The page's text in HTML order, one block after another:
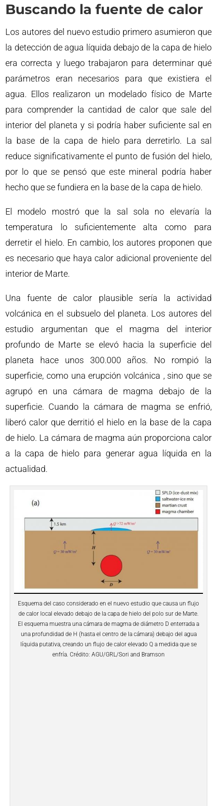
Buscando la fuente de calor
Los autores del nuevo estudio primero asumieron que
la detección de agua líquida debajo de la capa de hielo
era correcta y luego trabajaron para determinar qué
parámetros eran necesarios para que existiera el
agua. Ellos realizaron un modelado físico de Marte
para comprender la cantidad de calor que sale del
interior del planeta y si podría haber suficiente sal en
la base de la capa de hielo para derretirlo. La sal
reduce significativamente el punto de fusión del hielo,
por lo que se pensó que este mineral podría haber
hecho que se fundiera en la base de la capa de hielo.
El modelo mostró que la sal sola no elevaría la
temperatura lo suficientemente alta como para
derretir el hielo. En cambio, los autores proponen que
es necesario que haya calor adicional proveniente del
interior de Marte.
Una fuente de calor plausible sería la actividad
volcánica en el subsuelo del planeta. Los autores del
estudio argumentan que el magma del interior
profundo de Marte se elevó hacia la superficie del
planeta hace unos 300.000 años. No rompió la
superficie, como una erupción volcánica , sino que se
agrupó en una cámara de magma debajo de la
superficie. Cuando la cámara de magma se enfrió,
liberó calor que derritió el hielo en la base de la capa
de hielo. La cámara de magma aún proporciona calor
a la capa de hielo para generar agua líquida en la
actualidad.
Esquema del caso considerado en el nuevo estudio que causa un flujo
de calor local elevado debajo de la capa de hielo del polo sur de Marte.
El esquema muestra una cámara de magma de diámetro D enterrada a
una profundidad de H (hasta el centro de la cámara) debajo del agua
líquida putativa, creando un flujo de calor elevado Q a medida que se
enfría. Crédito: AGU/GRL/Sori and Bramson